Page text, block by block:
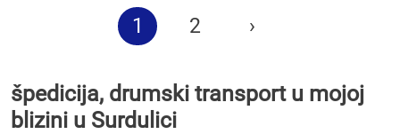
1 2 ›
špedicija, drumski transport u mojoj
blizini u Surdulici